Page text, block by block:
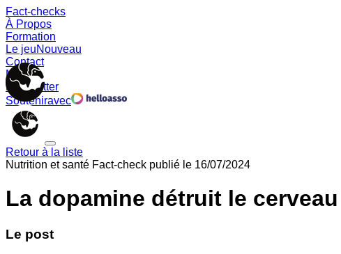
Fact-checks
À Propos
Formation
Le jeuNouveau
Contact
Memes
Newsletter
Souteniravec
Retour à la liste
Nutrition et santé Fact-check publié le 16/07/2024
La dopamine détruit le cerveau
Le post